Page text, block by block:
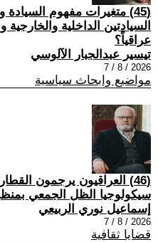
(45) متغيرات مفهوم السيادة
السيادتين الداخلية
عراقياً؟
تيسير عبدالجبار الآلوسي
2026 / 8 / 7
مواضيع وابحاث سياسية
(46) العراقيون يرجمون
سيكولوجيا الظل الجمعي
إسماعيل نوري الربيعي
2026 / 8 / 7
قضايا ثقافية